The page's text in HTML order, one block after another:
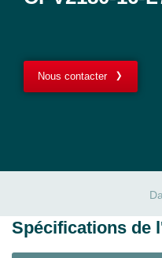
Nous contacter
Spécifications de